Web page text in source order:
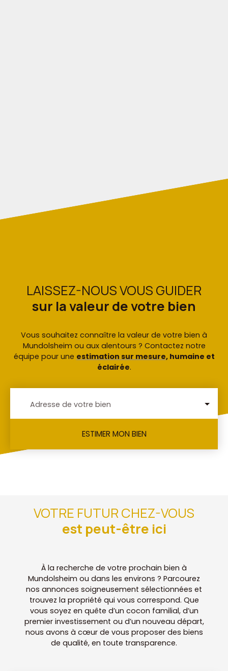
LAISSEZ-NOUS VOUS GUIDER
sur la valeur de votre bien
Vous souhaitez connaître la valeur de votre bien à
Mundolsheim ou aux alentours ? Contactez notre
équipe pour une estimation sur mesure, humaine et
éclairée.
Adresse de votre bien
ESTIMER MON BIEN
VOTRE FUTUR CHEZ-VOUS
est peut-être ici
À la recherche de votre prochain bien à
Mundolsheim ou dans les environs ? Parcourez
nos annonces soigneusement sélectionnées et
trouvez la propriété qui vous correspond. Que
vous soyez en quête d’un cocon familial, d’un
premier investissement ou d’un nouveau départ,
nous avons à cœur de vous proposer des biens
de qualité, en toute transparence.